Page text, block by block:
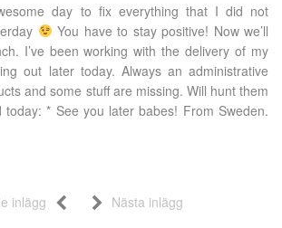
day to fix everything that I did not
You have to stay positive! Now we’ll
I’ve been working with the delivery of my
out later today. Always an administrative
and some stuff are missing. Will hunt them
today: * See you later babes! From Sweden.
inlägg Nästa inlägg